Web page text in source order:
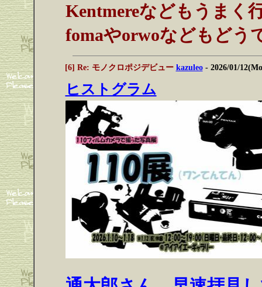
Kentmereなどもうまく
fomaやorwoなどもどう
[6] Re: モノクロポジデビュー kazuleo- 2026/01/
ヒストグラム